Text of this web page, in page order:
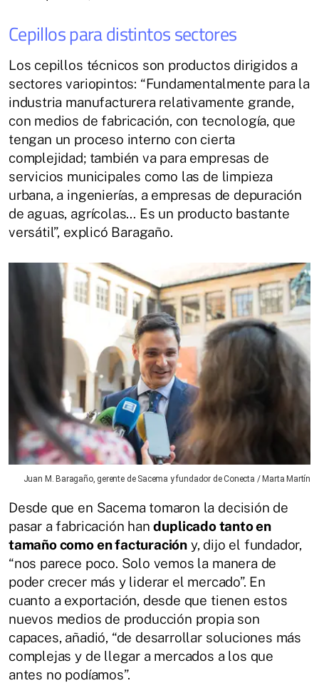
Cepillos para distintos sectores
Los cepillos técnicos son productos dirigidos a
sectores variopintos: “Fundamentalmente para la
industria manufacturera relativamente grande,
con medios de fabricación, con tecnología, que
tengan un proceso interno con cierta
complejidad; también va para empresas de
servicios municipales como las de limpieza
urbana, a ingenierías, a empresas de depuración
de aguas, agrícolas… Es un producto bastante
versátil”, explicó Baragaño.
Juan M. Baragaño, gerente de Sacema y fundador de Conecta / Marta Martín
Desde que en Sacema tomaron la decisión de
pasar a fabricación handuplicado tanto en
tamaño como en facturación y, dijo el fundador,
“nos parece poco. Solo vemos la manera de
poder crecer más y liderar el mercado”. En
cuanto a exportación, desde que tienen estos
nuevos medios de producción propia son
capaces, añadió, “de desarrollar soluciones más
complejas y de llegar a mercados a los que
antes no podíamos”.